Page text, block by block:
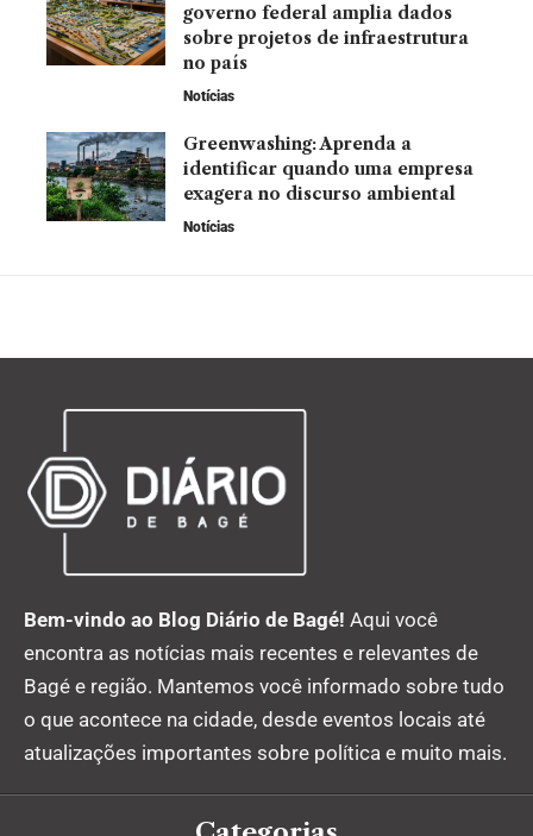
governo federal amplia dados
sobre projetos de infraestrutura
no país
Notícias
Greenwashing: Aprenda a
identificar quando uma empresa
exagera no discurso ambiental
Notícias
Bem-vindo ao Blog Diário de Bagé! Aqui você
encontra as notícias mais recentes e relevantes de
Bagé e região. Mantemos você informado sobre tudo
o que acontece na cidade, desde eventos locais até
atualizações importantes sobre política e muito mais.